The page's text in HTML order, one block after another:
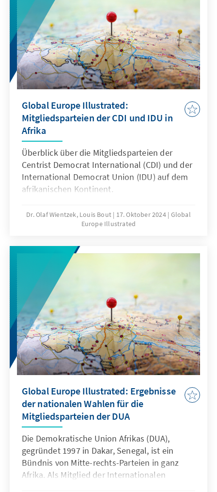
Global Europe Illustrated:
Mitgliedsparteien der CDI und IDU in
Afrika
Überblick über die Mitgliedsparteien der
Centrist Democrat International (CDI) und der
International Democrat Union (IDU) auf dem
afrikanischen Kontinent.
Dr. Olaf Wientzek, Louis Bout 17. Oktober 2024 Global
Europe Illustrated
Global Europe Illustrated: Ergebnisse
der nationalen Wahlen für die
Mitgliedsparteien der DUA
Die Demokratische Union Afrikas (DUA),
gegründet 1997 in Dakar, Senegal, ist ein
Bündnis von Mitte-rechts-Parteien in ganz
Afrika. Als Mitglied der Internationalen